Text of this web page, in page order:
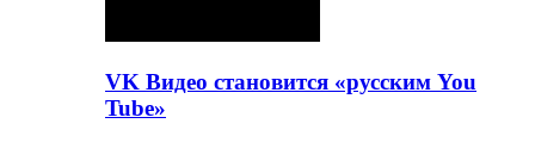
VK Видео становится «русским You
Tube»